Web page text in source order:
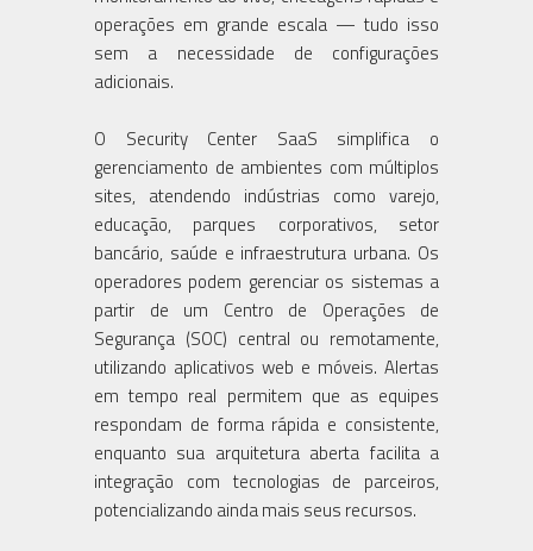
operações em grande escala — tudo isso
sem a necessidade de configurações
adicionais.
O Security Center SaaS simplifica o
gerenciamento de ambientes com múltiplos
sites, atendendo indústrias como varejo,
educação, parques corporativos, setor
bancário, saúde e infraestrutura urbana. Os
operadores podem gerenciar os sistemas a
partir de um Centro de Operações de
Segurança (SOC) central ou remotamente,
utilizando aplicativos web e móveis. Alertas
em tempo real permitem que as equipes
respondam de forma rápida e consistente,
enquanto sua arquitetura aberta facilita a
integração com tecnologias de parceiros,
potencializando ainda mais seus recursos.